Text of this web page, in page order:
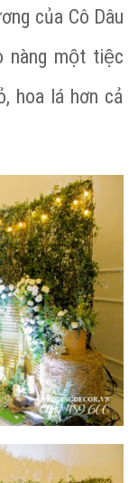
của Cô Dâu
nàng một tiệc
hoa lá hơn cả